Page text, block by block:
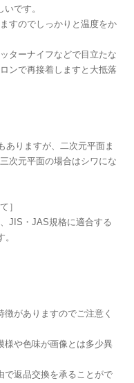
です。
すのでしっかりと温度をか
ターナイフなどで目立たな
ンで再接着しますと大抵落
ありますが、二次元平面ま
次元平面の場合はシワにな
］
JIS・JAS規格に適合する
がありますのでご注意く
様や色味が画像とは多少異
で返品交換を承ることがで